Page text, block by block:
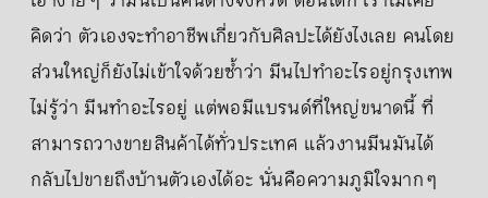
คิดว่า ตัวเองจะทำอาชีพเกี่ยวกับศิลปะได้ยังไงเลย คนโดย
ส่วนใหญ่ก็ยังไม่เข้าใจด้วยซ้ำว่า มีนไปทำอะไรอยู่กรุงเทพ
ไม่รู้ว่า มีนทำอะไรอยู่ แต่พอมีแบรนด์ที่ใหญ่ขนาดนี้ ที่
สามารถวางขายสินค้าได้ทั่วประเทศ แล้วงานมีนมันได้
กลับไปขายถึงบ้านตัวเองได้อะ นั่นคือความภูมิใจมาก ๆ